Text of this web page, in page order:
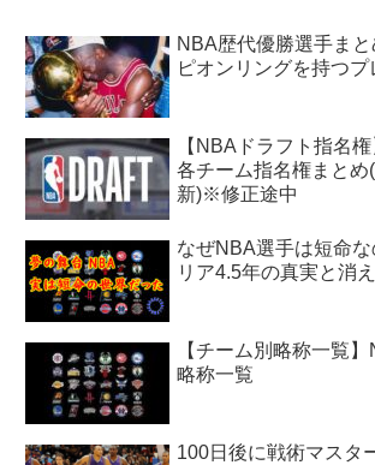
NBA歴代優勝選手ま
ピオンリングを持つプ
【NBAドラフト指名
各チーム指名権まとめ
新)※修正途中
なぜNBA選手は短命
リア4.5年の真実と消
【チーム別略称一覧
略称一覧
100日後に戦術マスタ